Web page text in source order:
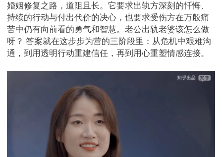
婚姻修复之路，道阻且长。它要求出轨方深刻的忏悔、
持续的行动与付出代价的决心，也要求受伤方在万般痛
苦中仍有向前看的勇气和智慧。老公出轨老婆该怎么做
呀？ 答案就在这步步为营的三阶段里：从危机中艰难沟
通，到用透明行动重建信任，再到用心重塑情感连接。